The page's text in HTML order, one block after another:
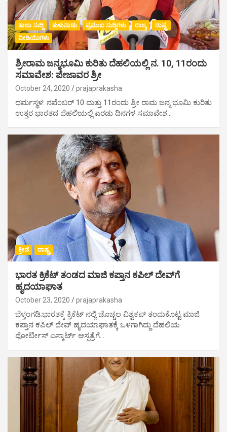
ತಾಜಾ ಸುದ್ದಿ ತುಳುನಾಡು ಪ್ರಮುಖ ಸುದ್ದಿಗಳು ರಾಜ್ಯ
ರಾಷ್ಟ್ರ
ವೀಡಿಯೊಗಳು
ಶ್ರೀರಾಮ ಜನ್ಮಭೂಮಿ ಕುರಿತು ದೆಹಲಿಯಲ್ಲಿ ನ. 10, 11ರಂದು
ಸಮಾವೇಶ: ಪೇಜಾವರ ಶ್ರೀ
October 24, 2020 prajaprakasha
ಧರ್ಮಸ್ಥಳ: ನವೆಂಬರ್ 10 ಮತ್ತು 11ರಂದು ಶ್ರೀ ರಾಮ ಜನ್ಮ ಭೂಮಿ ಕುರಿತು
ಉತ್ತರ ಭಾರತದ ದೆಹಲಿಯಲ್ಲಿ ಎರಡು ದಿನಗಳ ಸಮಾವೇಶ…
ಕ್ರೀಡೆ ರಾಷ್ಟ್ರ
ಭಾರತ ಕ್ರಿಕೆಟ್ ತಂಡದ ಮಾಜಿ ಕಪ್ತಾನ ಕಪಿಲ್ ದೇವ್​ಗೆ
ಹೃದಯಾಘಾತ
October 23, 2020 prajaprakasha
ಬೆಳ್ತಂಗಡಿ:ಭಾರತಕ್ಕೆ ಕ್ರಿಕೆಟ್ ನಲ್ಲಿ ಚೊಚ್ಚಲ ವಿಶ್ವಕಪ್ ತಂದುಕೊಟ್ಟ ಮಾಜಿ
ಕಪ್ತಾನ ಕಪಿಲ್ ದೇವ್ ಹೃದಯಾಘಾತಕ್ಕೆ ಒಳಗಾಗಿದ್ದು ದೆಹಲಿಯ
ಫೋರ್ಟೀಸ್ ಎಸ್ಕಾರ್ಟ್ ಆಸ್ಪತ್ರೆಗೆ…